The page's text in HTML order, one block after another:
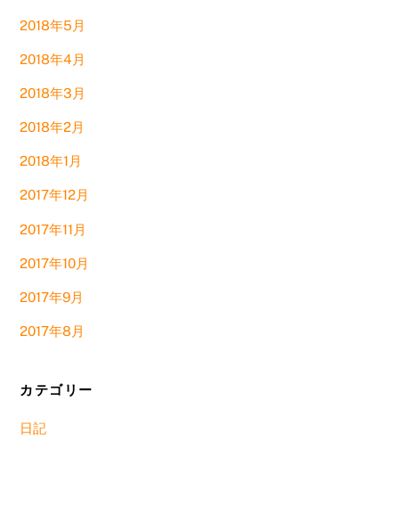
2018年5月
2018年4月
2018年3月
2018年2月
2018年1月
2017年12月
2017年11月
2017年10月
2017年9月
2017年8月
カテゴリー
日記